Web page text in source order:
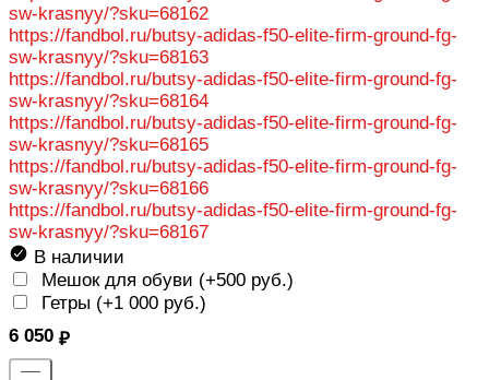
sw-krasnyy/?sku=68162
https://fandbol.ru/butsy-adidas-f50-elite-firm-ground-fg-
sw-krasnyy/?sku=68163
https://fandbol.ru/butsy-adidas-f50-elite-firm-ground-fg-
sw-krasnyy/?sku=68164
https://fandbol.ru/butsy-adidas-f50-elite-firm-ground-fg-
sw-krasnyy/?sku=68165
https://fandbol.ru/butsy-adidas-f50-elite-firm-ground-fg-
sw-krasnyy/?sku=68166
https://fandbol.ru/butsy-adidas-f50-elite-firm-ground-fg-
sw-krasnyy/?sku=68167
В наличии
Мешок для обуви (+500 руб.)
Гетры (+1 000 руб.)
6 050